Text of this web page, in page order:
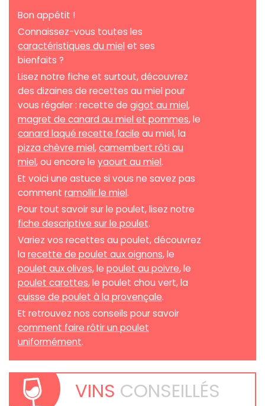
Bon appétit !
Connaissez-vous toutes les
caractéristiques du miel et ses
bienfaits ?
Lisez notre fiche et surtout, découvrez
des dizaines de recettes au miel pour
vous régaler : recette de gigot au miel,
magret de canard au miel et pommes, le
canard laqué recette facile au miel, la
pizza chèvre miel,camembert rôti au
miel, ou encore le yaourt au miel.
Et voici une astuce si vous ne savez pas
comment ramollir le miel.
Pour tout savoir sur le poulet, lisez notre
fiche descriptive sur le poulet.
Variez vos recettes au poulet, découvrez
la recette de poulet aux oignons, le
poulet aux olives, le poulet au poivre, le
poulet carottes, le poulet chou vert, la
cuisse de poulet à la provençale.
Et retrouvez nos conseils pour savoir
comment faire rôtir un poulet
uniformément.
VINS CONSEILLÉS